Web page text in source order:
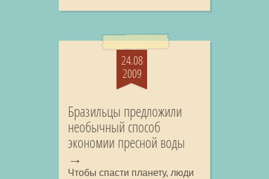
24.08
2009
Бразильцы предложили
необычный способ
экономии пресной воды
Чтобы спасти планету, люди